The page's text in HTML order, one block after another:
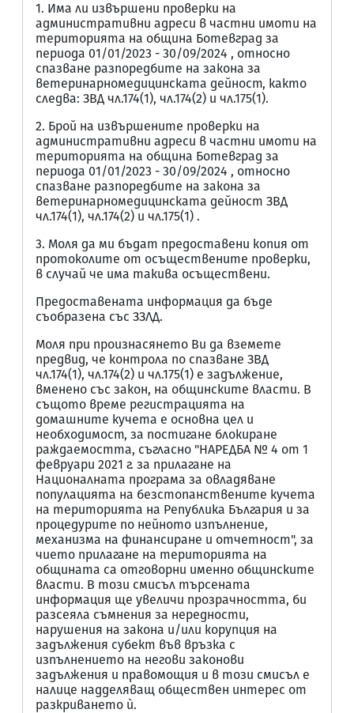
1. Има ли извършени проверки на
административни адреси в частни имоти на
територията на община Ботевград за
периода 01/01/2023 - 30/09/2024 , относно
спазване разпоредбите на закона за
ветеринарномедицинската дейност, както
следва: ЗВД чл.174(1), чл.174(2) и чл.175(1).
2. Брой на извършените проверки на
административни адреси в частни имоти на
територията на община Ботевград за
периода 01/01/2023 - 30/09/2024 , относно
спазване разпоредбите на закона за
ветеринарномедицинската дейност ЗВД
чл.174(1), чл.174(2) и чл.175(1) .
3. Моля да ми бъдат предоставени копия от
протоколите от осъществените проверки,
в случай че има такива осъществени.
Предоставената информация да бъде
съобразена със ЗЗЛД.
Моля при произнасянето Ви да вземете
предвид, че контрола по спазване ЗВД
чл.174(1), чл.174(2) и чл.175(1) е задължение,
вменено със закон, на общинските власти. В
същото време регистрацията на
домашните кучета е основна цел и
необходимост, за постигане блокиране
раждаемостта, съгласно "НАРЕДБА № 4 от 1
февруари 2021 г. за прилагане на
Националната програма за овладяване
популацията на безстопанствените кучета
на територията на Република България и за
процедурите по нейното изпълнение,
механизма на финансиране и отчетност", за
чието прилагане на територията на
общината са отговорни именно общинските
власти. В този смисъл търсената
информация ще увеличи прозрачността, би
разсеяла съмнения за нередности,
нарушения на закона и/или корупция на
задължения субект във връзка с
изпълнението на негови законови
задължения и правомощия и в този смисъл е
налице надделяващ обществен интерес от
разкриването ѝ.